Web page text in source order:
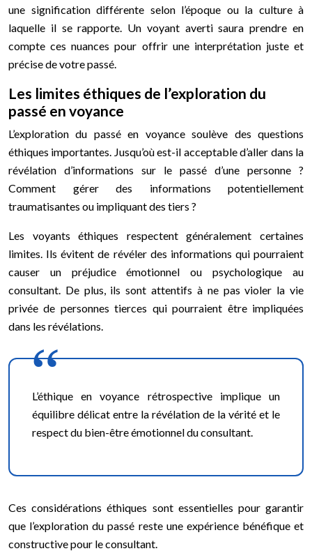
une signification différente selon l’époque ou la culture à
laquelle il se rapporte. Un voyant averti saura prendre en
compte ces nuances pour offrir une interprétation juste et
précise de votre passé.
Les limites éthiques de l’exploration du
passé en voyance
L’exploration du passé en voyance soulève des questions
éthiques importantes. Jusqu’où est-il acceptable d’aller dans la
révélation d’informations sur le passé d’une personne ?
Comment gérer des informations potentiellement
traumatisantes ou impliquant des tiers ?
Les voyants éthiques respectent généralement certaines
limites. Ils évitent de révéler des informations qui pourraient
causer un préjudice émotionnel ou psychologique au
consultant. De plus, ils sont attentifs à ne pas violer la vie
privée de personnes tierces qui pourraient être impliquées
dans les révélations.
L’éthique en voyance rétrospective implique un
équilibre délicat entre la révélation de la vérité et le
respect du bien-être émotionnel du consultant.
Ces considérations éthiques sont essentielles pour garantir
que l’exploration du passé reste une expérience bénéfique et
constructive pour le consultant.